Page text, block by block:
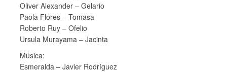
Oliver Alexander – Gelario
Paola Flores – Tomasa
Roberto Ruy – Ofelio
Ursula Murayama – Jacinta
Música:
Esmeralda – Javier Rodríguez